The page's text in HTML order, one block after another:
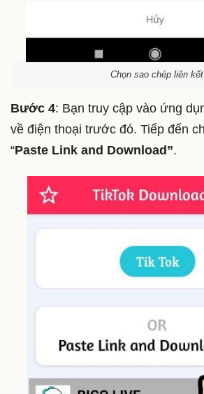
Chọn sao chép liên kết
Bước 4: Bạn truy cập vào ứng
về điện thoại trước đó. Tiếp đến
“Paste Link and Download”.